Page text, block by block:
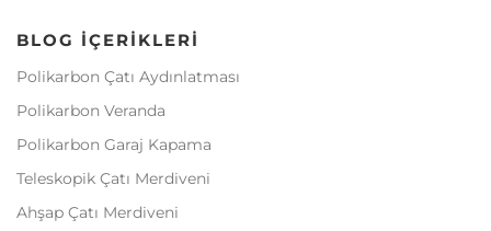
BLOG İÇERIKLERI
Polikarbon Çatı Aydınlatması
Polikarbon Veranda
Polikarbon Garaj Kapama
Teleskopik Çatı Merdiveni
Ahşap Çatı Merdiveni